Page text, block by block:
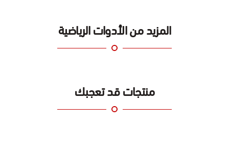
المزيد من الأدوات الرياضية
منتجات قد تعجبك